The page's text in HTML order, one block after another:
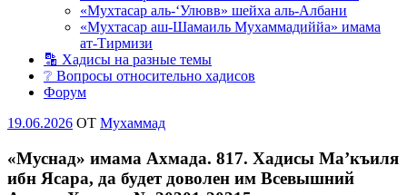
«Мухтасар аль-‘Улювв» шейха аль-Албани
«Мухтасар аш-Шамаиль Мухаммадиййа» имама
ат-Тирмизи
🔡 Хадисы на разные темы
❔ Вопросы относительно хадисов
Форум
Опубликовано
19.06.2026 OT Мухаммад
«Муснад» имама Ахмада. 817. Хадисы Ма’къиля
ибн Ясара, да будет доволен им Всевышний